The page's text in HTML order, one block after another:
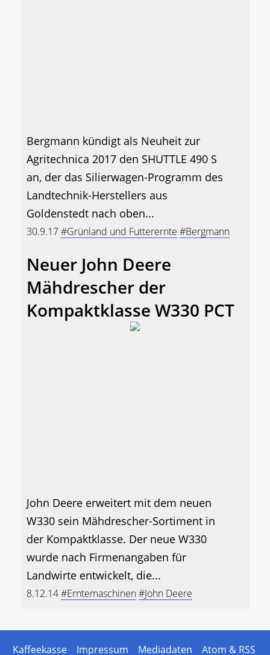
Bergmann kündigt als Neuheit zur
Agritechnica 2017 den SHUTTLE 490 S
an, der das Silierwagen-Programm des
Landtechnik-Herstellers aus
Goldenstedt nach oben...
30.9.17#Grünland und Futterernte #Bergmann
Neuer John Deere
Mähdrescher der
Kompaktklasse W330 PCT
John Deere erweitert mit dem neuen
W330 sein Mähdrescher-Sortiment in
der Kompaktklasse. Der neue W330
wurde nach Firmenangaben für
Landwirte entwickelt, die...
8.12.14#Erntemaschinen#John Deere
Kaffeekasse Impressum Mediadaten Atom & RSS